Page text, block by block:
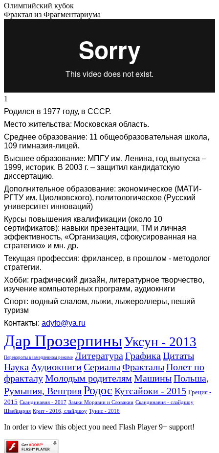
Олимпийский кубок
Фрактал из Фрагментариума
1
Родился в 1977 году, в СССР.
Место жительства: Московская область.
Среднее образование: 11 общеобразовательная школа,
109 гимназия-лицей.
Высшее образование: МПГУ им. Ленина, год выпуска –
1999, историк. В 2003 г. – защитил кандидатскую
диссертацию.
Дополнительное образование: экономическое (МАТИ-
РГТУ им. Циолковского), политологическое (Русский
университет инноваций)
Курсы повышения квалификации (около 10
сертификатов): навыки презентации, ТМ и личная
эффективность, «Организация, сфокусированная на
стратегию» и мн. др.
Текущая профессия: фрилансер, в прошлом - методолог
стратегии.
Хобби: графический дизайн, литературное творчество,
изучение компьютерных программ, аудиокниги
Спорт: водный слалом, лыжи, лыжероллеры, пеший
туризм
Контакты: adyfo@ya.ru
Дар ПрозерпиныУксун - 2013
Перевороты в замедленном режиме ЛитератураГрафикаЦитаты
НаукаАудиокнигиСериалыФракталыПолет по
фракталуМолодым родителям МашиныПольша,
Румыния, ВенгрияРодос Кутсайоки - 2015 Греция -
2015 Скандинавия - 2017 Замки Моравии и Словакии Скандинавия - слайдшоу
Швейцария Крит - 2016, слайдшоу Тунис - 2016
In order to view this object you need Flash Player 9+ support!